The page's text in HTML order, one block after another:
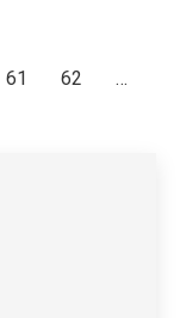
61 62
…